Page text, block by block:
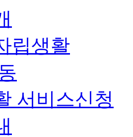
립생활
서비스신청